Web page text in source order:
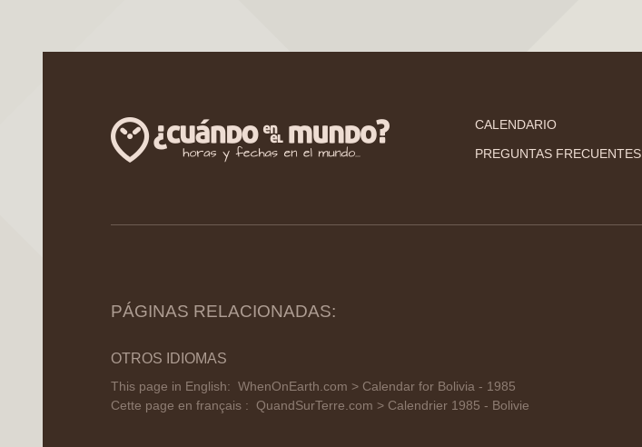
CALENDARIO
PREGUNTAS FRECUENTES
PÁGINAS RELACIONADAS:
OTROS IDIOMAS
This page in English: WhenOnEarth.com > Calendar for Bolivia - 1985
Cette page en français : QuandSurTerre.com > Calendrier 1985 - Bolivie